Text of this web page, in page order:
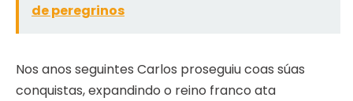
de peregrinos
Nos anos seguintes Carlos proseguiu coas súas
conquistas, expandindo o reino franco ata